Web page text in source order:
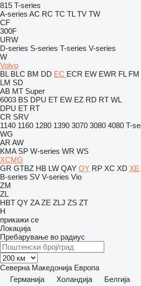
815 T-series
A-series AC RC TC TL TV TW
CF
300F
URW
D-series S-series T-series V-series
W
Volvo
BL BLC BM DD EC ECR EW EWR FL FM
LM SD
AB MT Super
6003 BS DPU ET EW EZ RD RT WL
DPU ET RT
CR SRV
1140 1160 1280 1390 3070 3080 4080 T-
WG
AR AW
KMA SP W-series WR WS
XCMG
GR GTBZ HB LW QAY QY RP XC XD XE
B-series SV V-series Vio
ZM
ZL
HBT QY ZA ZE ZLJ ZS ZT
H
прикажи се
Локација
Пребарување во радиус
Северна Македонија Европа
Германија
Холандија Белгија